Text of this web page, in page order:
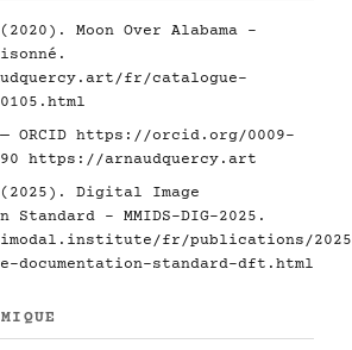
Moon Over Alabama -
fr/catalogue-
ORCID https://orcid.org/0009-
https://arnaudquercy.art
Digital Image
Standard - MMIDS-DIG-2025.
fr/publications/2025/
documentation-standard-dft.html